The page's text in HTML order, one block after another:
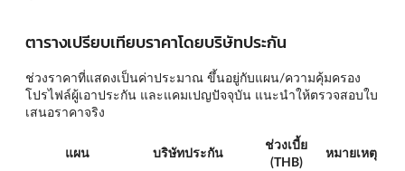
ตารางเปรียบเทียบราคาโดยบริษัทประกัน
ช่วงราคาที่แสดงเป็นค่าประมาณ ขึ้นอยู่กับแผน/ความคุ้มครอง
โปรไฟล์ผู้เอาประกัน และแคมเปญปัจจุบัน แนะนำให้ตรวจสอบใบ
เสนอราคาจริง
แผน บริษัทประกัน
ช่วงเบี้ย
(THB)
หมายเหตุ